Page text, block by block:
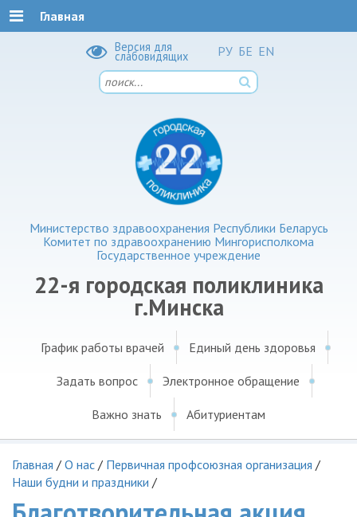
Версия для
слабовидящих РУ БЕ EN
Министерство здравоохранения Республики Беларусь
Комитет по здравоохранению Мингорисполкома
Государственное учреждение
22-я городская поликлиника
г.Минска
Главная
График работы врачей Единый день здоровья
Задать вопрос Электронное обращение
Важно знать Абитуриентам
Главная / О нас / Первичная профсоюзная организация /
Наши будни и праздники /